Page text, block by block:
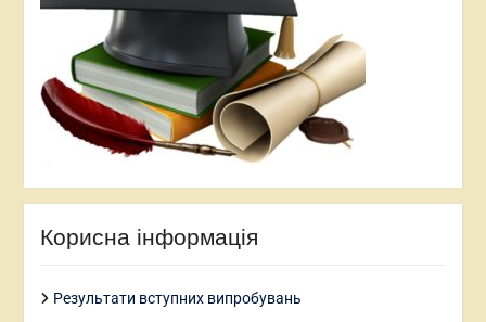
Корисна інформація
Результати вступних випробувань